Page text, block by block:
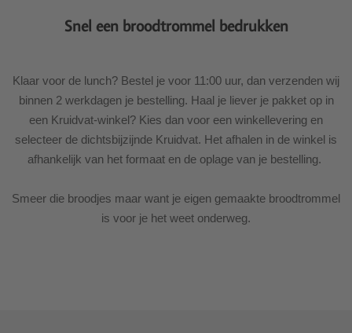
Snel een broodtrommel bedrukken
Klaar voor de lunch? Bestel je voor 11:00 uur, dan verzenden wij
binnen 2 werkdagen je bestelling. Haal je liever je pakket op in
een Kruidvat-winkel? Kies dan voor een winkellevering en
selecteer de dichtsbijzijnde Kruidvat. Het afhalen in de winkel is
afhankelijk van het formaat en de oplage van je bestelling.
Smeer die broodjes maar want je eigen gemaakte broodtrommel
is voor je het weet onderweg.